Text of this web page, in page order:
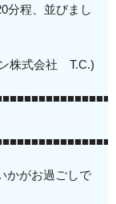
分程、並びまし
株式会社 T.C.)
かがお過ごしで